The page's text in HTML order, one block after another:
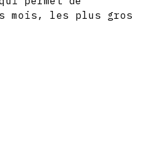
mois, les plus gros